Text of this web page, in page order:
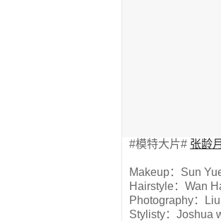
#模特大片# 张龄月
Makeup：Sun
Hairstyle：Wan
Photography：
Stylisty：Joshua